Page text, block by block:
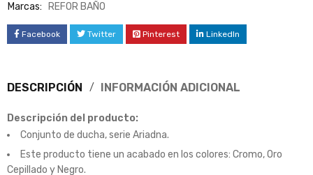
Marcas:
REFOR BAÑO
Facebook Twitter Pinterest LinkedIn
DESCRIPCIÓN INFORMACIÓN ADICIONAL
Descripción del producto:
Conjunto de ducha, serie Ariadna.
Este producto tiene un acabado en los colores: Cromo, Oro
Cepillado y Negro.